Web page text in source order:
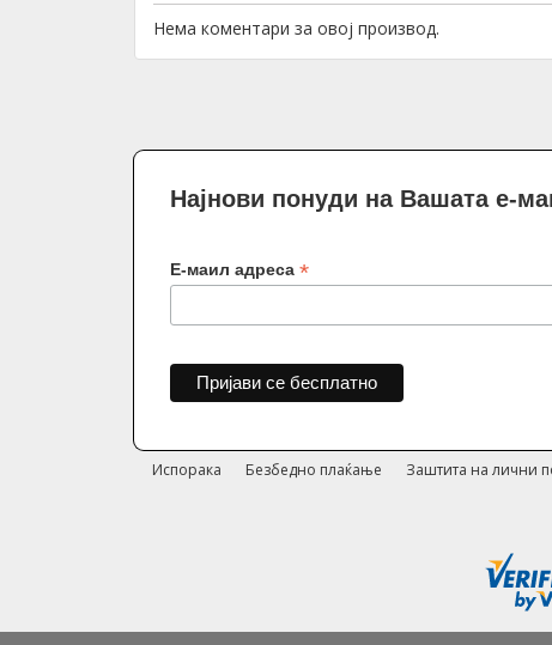
Нема коментари за овој производ.
Најнови понуди на Вашата е-
Е-маил адреса *
Испорака Безбедно плаќање Заштита на лични